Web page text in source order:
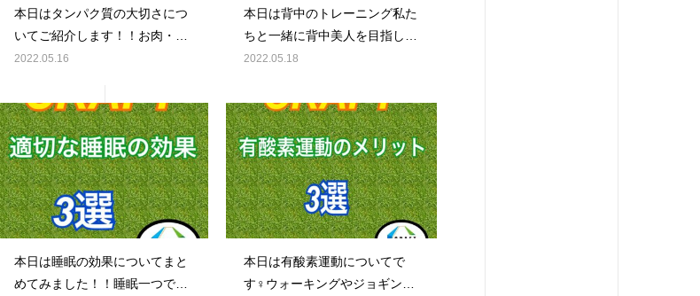
本日はタンパク質の大切さにつ
いてご紹介します！！お肉・お
魚で手軽に摂れる食材なので毎
ださい！🕺ダイエット効果も美
容効果もありますのでお試し
を！！🤗🤗#CRAFT#クラフト#
クラフトジム#広島#広島駅#広
島駅近#ひろしま#ヒロシマ#広
島ジム#ジム#gym#パーソナル
#パーソナルジム#マンツーマン
#完全個室#プロテイン#低糖質
#ダイエット#diet#筋トレ#トレ
2022.05.16
本日は背中のトレーニング私た
ちと一緒に背中美人を目指して
いきましょう‍♀️‍♀️#CRAFT#クラ
駅#広島駅近#ひろしま#ヒロシ
マ#広島ジム#ジム#gym#パーソ
ナル#パーソナルジム#マンツー
マン#完全個室#プロテイン#低
糖質#ダイエット#diet#筋トレ#
トレーニング#ボディメイク#く
びれ#足痩せ#腹筋#フォロー返
し
#like4likes#like4follow#followme
2022.05.18
本日は睡眠の効果についてまと
めてみました！！睡眠一つでも
本日は有酸素運動についてで
す‍♀️ウォーキングやジョギン